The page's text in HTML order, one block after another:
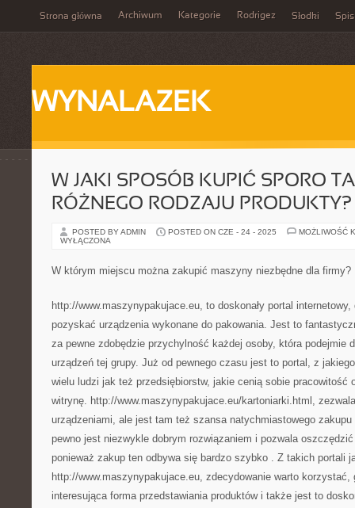
Strona główna Archiwum Kategorie Rodrigez Słodki Spis
WYNALAZEK
W JAKI SPOSÓB KUPIĆ SPORO
RÓŻNEGO RODZAJU PRODUKTY?
POSTED BY ADMIN POSTED ON CZE - 24 - 2025
MOŻLIWOŚĆ
WYŁĄCZONA
W którym miejscu można zakupić maszyny niezbędne dla firmy?
http://www.maszynypakujace.eu, to doskonały portal
pozyskać urządzenia wykonane do pakowania. Jest to
za pewne zdobędzie przychylność każdej osoby, która podejmie
urządzeń tej grupy. Już od pewnego czasu jest to portal, z
wielu ludzi jak też przedsiębiorstw, jakie cenią sobie pracowitość
witrynę. http://www.maszynypakujace.eu/kartoniarki.html,
urządzeniami, ale jest tam też szansa natychmiastowego
pewno jest niezwykle dobrym rozwiązaniem i pozwala
ponieważ zakup ten odbywa się bardzo szybko . Z takich portali
http://www.maszynypakujace.eu, zdecydowanie warto
interesująca forma przedstawiania produktów i także jest to